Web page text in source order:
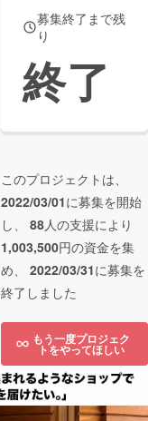
募集終了まで残
り
終了
このプロジェクトは、
2022/03/01に募集を開始
し、 88人の支援により
1,003,500円の資金を集
め、 2022/03/31に募集を
終了しました
もう一度プロジェク
トをやってほしい